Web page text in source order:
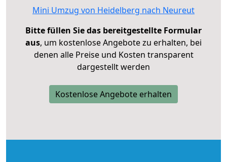
Mini Umzug von Heidelberg nach Neureut
Bitte füllen Sie das bereitgestellte Formular
aus, um kostenlose Angebote zu erhalten, bei
denen alle Preise und Kosten transparent
dargestellt werden
Kostenlose Angebote erhalten